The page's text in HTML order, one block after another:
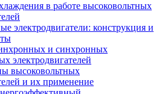
в работе высоковольтных
электродвигатели: конструкция и
и синхронных
электродвигателей
высоковольтных
и их применение